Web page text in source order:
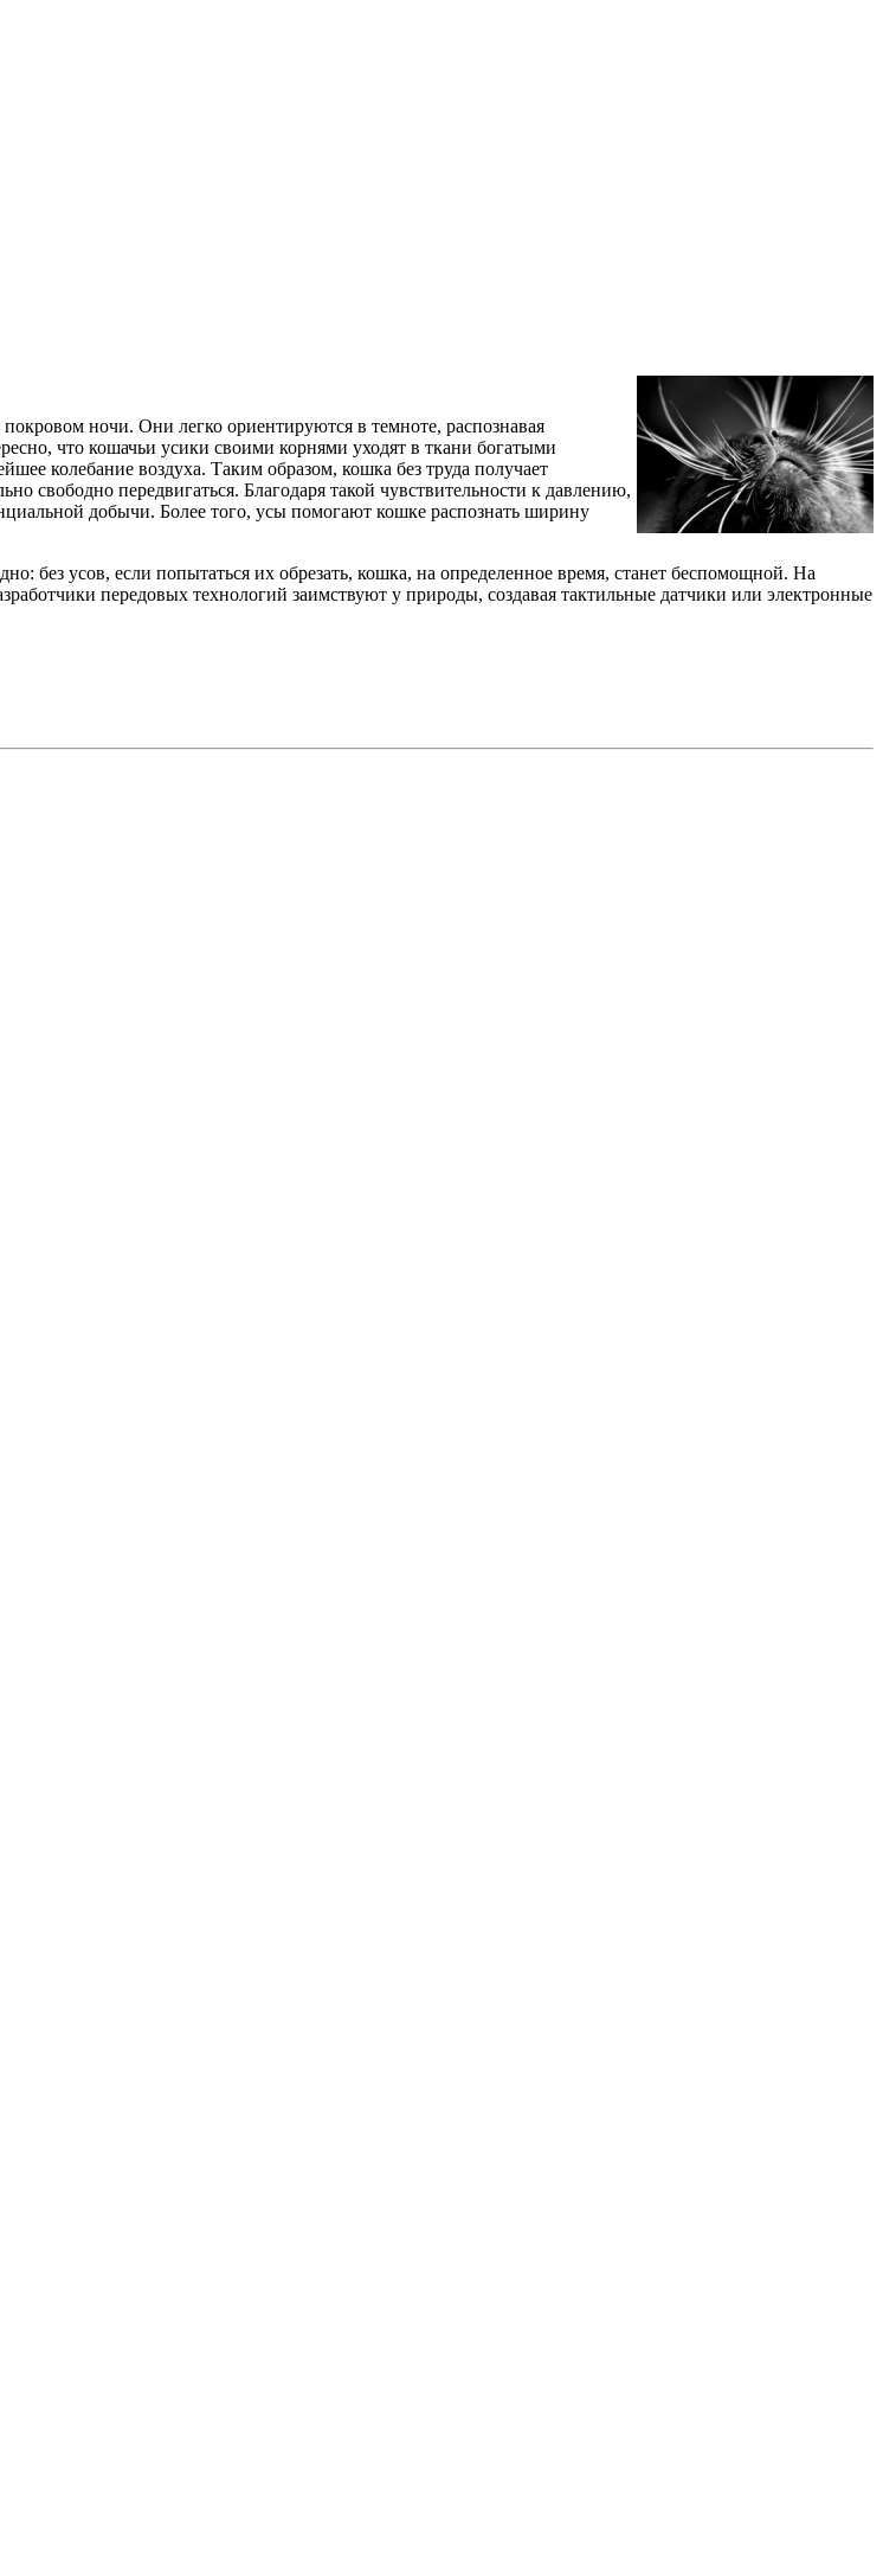
ночи. Они легко ориентируются в темноте, распознавая
что кошачьи усики своими корнями уходят в ткани богатыми
колебание воздуха. Таким образом, кошка без труда получает
свободно передвигаться. Благодаря такой чувствительности к давлению,
добычи. Более того, усы помогают кошке распознать ширину
без усов, если попытаться их обрезать, кошка, на определенное время, станет беспомощной. На
передовых технологий заимствуют у природы, создавая тактильные датчики или электронные